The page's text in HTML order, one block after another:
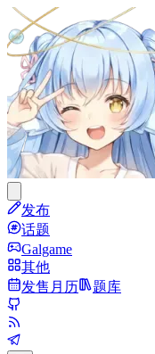
发布
话题
Galgame
其他
发售月历
题库